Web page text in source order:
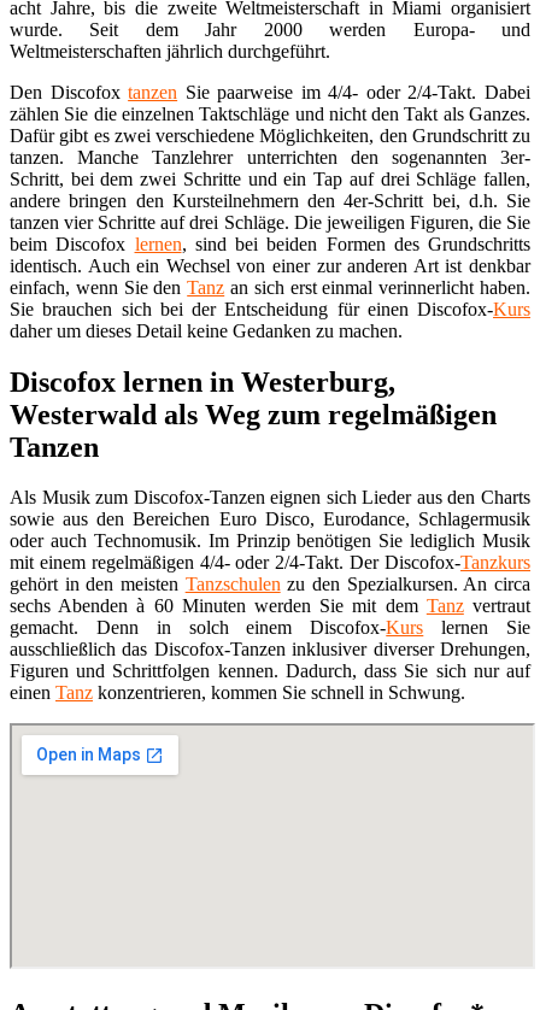
acht Jahre, bis die zweite Weltmeisterschaft in Miami organisiert
wurde. Seit dem Jahr 2000 werden Europa- und
Weltmeisterschaften jährlich durchgeführt.
Den Discofoxtanzen Sie paarweise im 4/4- oder 2/4-Takt. Dabei
zählen Sie die einzelnen Taktschläge und nicht den Takt als Ganzes.
Dafür gibt es zwei verschiedene Möglichkeiten, den Grundschritt zu
tanzen. Manche Tanzlehrer unterrichten den sogenannten 3er-
Schritt, bei dem zwei Schritte und ein Tap auf drei Schläge fallen,
andere bringen den Kursteilnehmern den 4er-Schritt bei, d.h. Sie
tanzen vier Schritte auf drei Schläge. Die jeweiligen Figuren, die Sie
beim Discofox lernen, sind bei beiden Formen des Grundschritts
identisch. Auch ein Wechsel von einer zur anderen Art ist denkbar
einfach, wenn Sie denTanz an sich erst einmal verinnerlicht haben.
Sie brauchen sich bei der Entscheidung für einen Discofox-Kurs
daher um dieses Detail keine Gedanken zu machen.
Discofox lernen in Westerburg,
Westerwald als Weg zum regelmäßigen
Tanzen
Als Musik zum Discofox-Tanzen eignen sich Lieder aus den Charts
sowie aus den Bereichen Euro Disco, Eurodance, Schlagermusik
oder auch Technomusik. Im Prinzip benötigen Sie lediglich Musik
mit einem regelmäßigen 4/4- oder 2/4-Takt. Der Discofox-Tanzkurs
gehört in den meisten Tanzschulenzu den Spezialkursen. An circa
sechs Abenden à 60 Minuten werden Sie mit dem Tanzvertraut
gemacht. Denn in solch einem Discofox-Kurs lernen Sie
ausschließlich das Discofox-Tanzen inklusiver diverser Drehungen,
Figuren und Schrittfolgen kennen. Dadurch, dass Sie sich nur auf
einen Tanz konzentrieren, kommen Sie schnell in Schwung.